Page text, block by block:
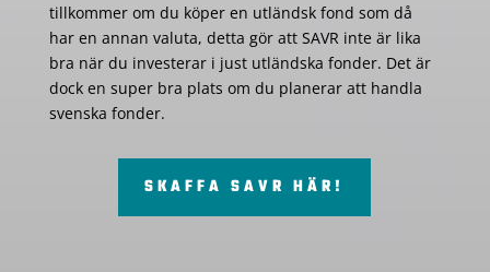
tillkommer om du köper en utländsk fond som då
har en annan valuta, detta gör att SAVR inte är lika
bra när du investerar i just utländska fonder. Det är
dock en super bra plats om du planerar att handla
svenska fonder.
SKAFFA SAVR HÄR!